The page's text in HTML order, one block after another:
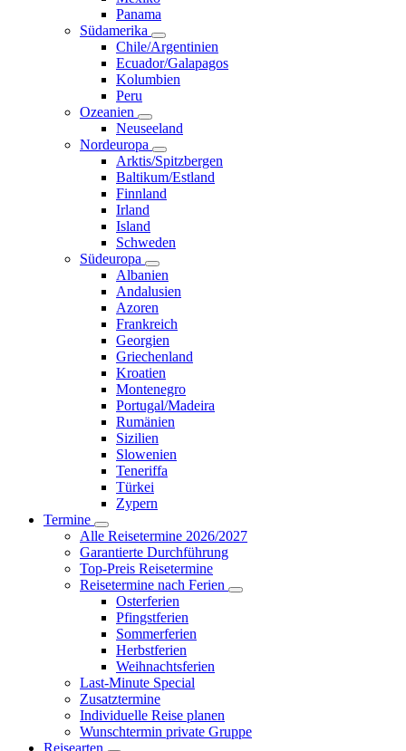
Panama
Südamerika
Chile/Argentinien
Ecuador/Galapagos
Kolumbien
Peru
Ozeanien
Neuseeland
Nordeuropa
Arktis/Spitzbergen
Baltikum/Estland
Finnland
Irland
Island
Schweden
Südeuropa
Albanien
Andalusien
Azoren
Frankreich
Georgien
Griechenland
Kroatien
Montenegro
Portugal/Madeira
Rumänien
Sizilien
Slowenien
Teneriffa
Türkei
Zypern
Termine
Alle Reisetermine 2026/2027
Garantierte Durchführung
Top-Preis Reisetermine
Reisetermine nach Ferien
Osterferien
Pfingstferien
Sommerferien
Herbstferien
Weihnachtsferien
Last-Minute Special
Zusatztermine
Individuelle Reise planen
Wunschtermin private Gruppe
Reisearten